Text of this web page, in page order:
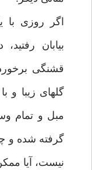
اگر روزی
بیابان
قشنگی
گلهای زیبا و
مبل و تمام
گرفته شده و
نیست، آیا